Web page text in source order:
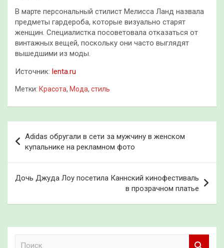
В марте персональный стилист Мелисса Ланд назвала
предметы гардероба, которые визуально старят
женщин. Специалистка посоветовала отказаться от
винтажных вещей, поскольку они часто выглядят
вышедшими из моды.
Источник: lenta.ru
Метки: Красота, Мода, стиль
по
записям
Adidas обругали в сети за мужчину в женском
купальнике на рекламном фото
Дочь Джуда Лоу посетила Каннский кинофестиваль
в прозрачном платье